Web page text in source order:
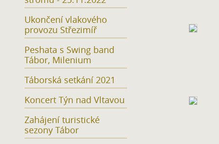
Ukončení vlakového
provozu Střezimíř
Peshata s Swing band
Tábor, Milenium
Táborská setkání 2021
Koncert Týn nad Vltavou
Zahájení turistické
sezony Tábor